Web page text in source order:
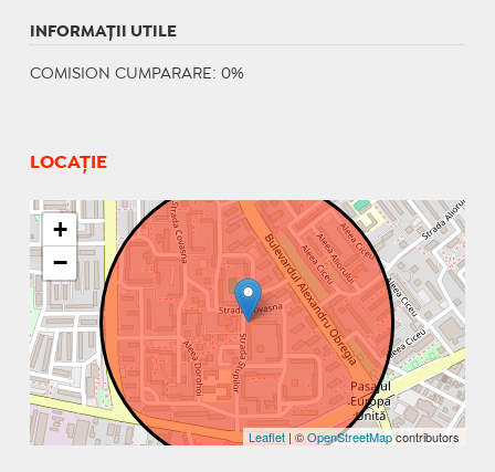
INFORMAŢII UTILE
COMISION CUMPARARE: 0%
LOCAȚIE
+
−
Leaflet | ©OpenStreetMapcontributors